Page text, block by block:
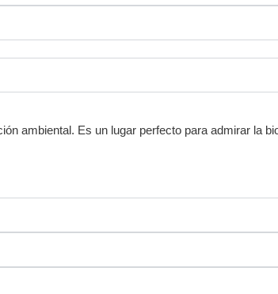
ambiental. Es un lugar perfecto para admirar la